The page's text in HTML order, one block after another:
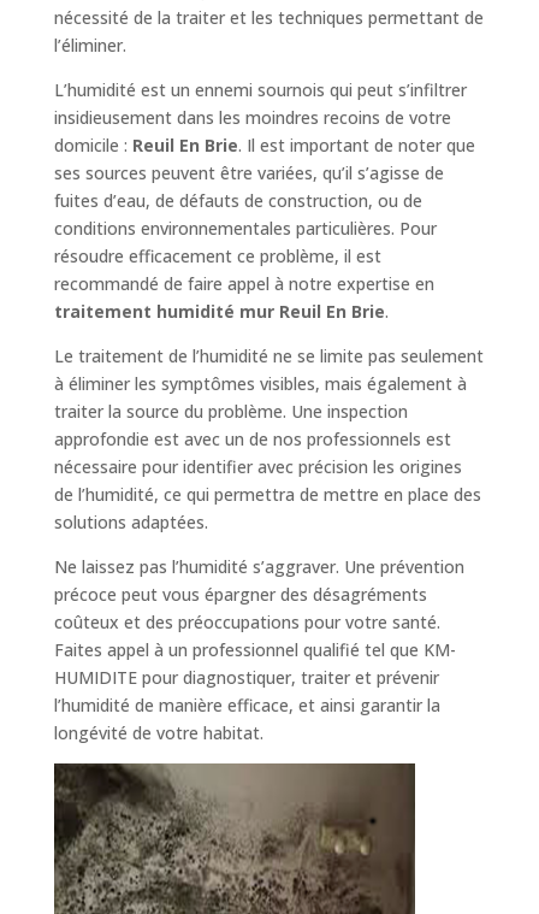
nécessité de la traiter et les techniques permettant de
l’éliminer.
L’humidité est un ennemi sournois qui peut s’infiltrer
insidieusement dans les moindres recoins de votre
domicile : Reuil En Brie. Il est important de noter que
ses sources peuvent être variées, qu’il s’agisse de
fuites d’eau, de défauts de construction, ou de
conditions environnementales particulières. Pour
résoudre efficacement ce problème, il est
recommandé de faire appel à notre expertise en
traitement humidité mur Reuil En Brie.
Le traitement de l’humidité ne se limite pas seulement
à éliminer les symptômes visibles, mais également à
traiter la source du problème. Une inspection
approfondie est avec un de nos professionnels est
nécessaire pour identifier avec précision les origines
de l’humidité, ce qui permettra de mettre en place des
solutions adaptées.
Ne laissez pas l’humidité s’aggraver. Une prévention
précoce peut vous épargner des désagréments
coûteux et des préoccupations pour votre santé.
Faites appel à un professionnel qualifié tel que KM-
HUMIDITE pour diagnostiquer, traiter et prévenir
l’humidité de manière efficace, et ainsi garantir la
longévité de votre habitat.